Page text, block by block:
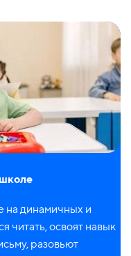
на динамичных и
читать, освоят навык
разовьют